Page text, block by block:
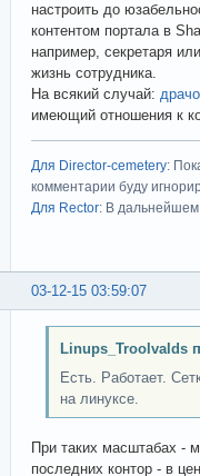
настроить до
контентом портала в
например, секретаря
жизнь сотрудника.
На всякий случай:
имеющий отношения к
Для Director-cemetery:
комментарии буду
Для Rector: В дальнейшем
03-12-15 03:59:07
Linups_Troolvalds
Есть. Работает.
на линуксе.
При таких масштабах -
последних контор - в